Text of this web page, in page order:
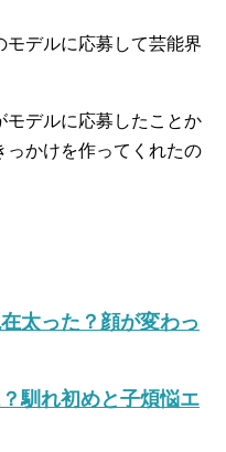
モデルに応募して芸能界
モデルに応募したことか
っかけを作ってくれたの
太った？顔が変わっ
馴れ初めと子煩悩エ